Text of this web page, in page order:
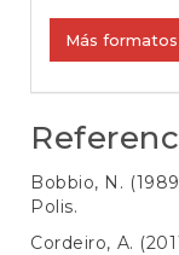
Más
Bobbio, N.
Polis.
Cordeiro, A.